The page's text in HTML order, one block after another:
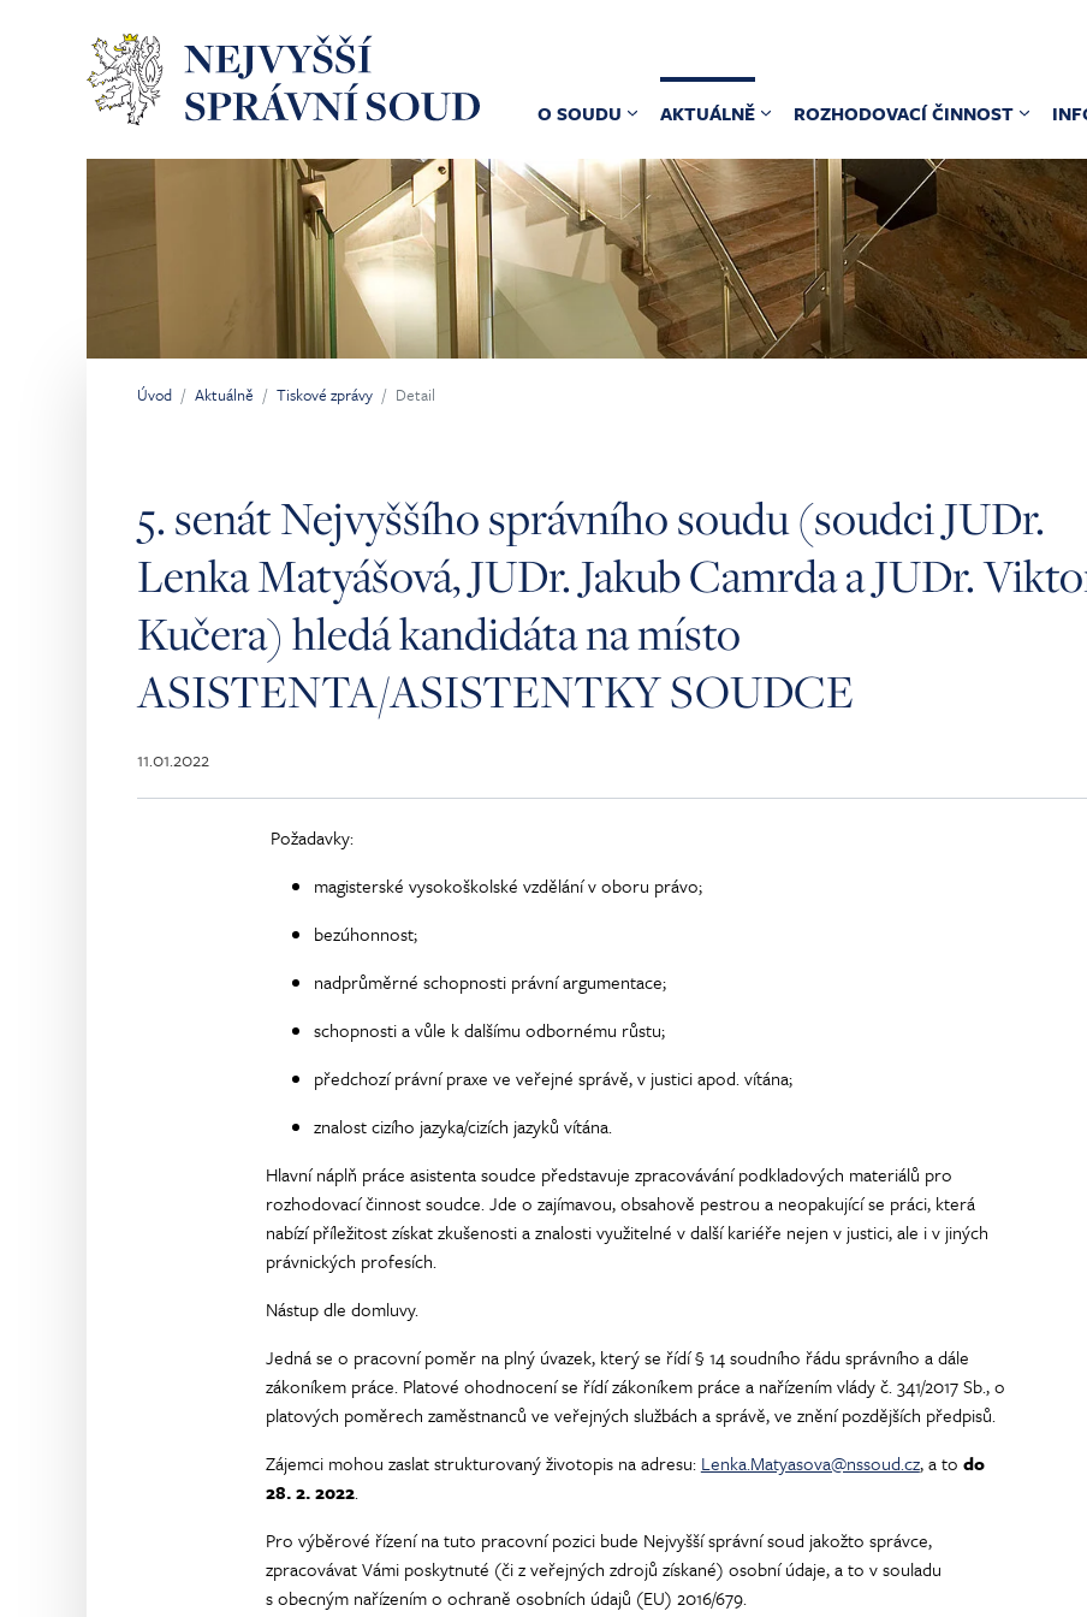
Přeskočit na hlavní obsah
O SOUDU AKTUÁLNĚ ROZHODOVACÍ ČINNOST
Jsi tady:
Úvod Aktuálně Tiskové zprávy Detail
5. senát Nejvyššího správního soudu (soudci JUDr.
Lenka Matyášová, JUDr. Jakub Camrda a JUDr.
Kučera) hledá kandidáta na místo
ASISTENTA/ASISTENTKY SOUDCE
11.01.2022
Požadavky:
magisterské vysokoškolské vzdělání v oboru právo;
bezúhonnost;
nadprůměrné schopnosti právní argumentace;
schopnosti a vůle k dalšímu odbornému růstu;
předchozí právní praxe ve veřejné správě, v justici apod. vítána;
znalost cizího jazyka/cizích jazyků vítána.
Hlavní náplň práce asistenta soudce představuje zpracovávání podkladových materiálů pro
rozhodovací činnost soudce. Jde o zajímavou, obsahově pestrou a neopakující se práci, která
nabízí příležitost získat zkušenosti a znalosti využitelné v další kariéře nejen v justici, ale i v jiných
právnických profesích.
Nástup dle domluvy.
Jedná se o pracovní poměr na plný úvazek, který se řídí § 14 soudního řádu správního a dále
zákoníkem práce. Platové ohodnocení se řídí zákoníkem práce a nařízením vlády č. 341/2017 Sb., o
platových poměrech zaměstnanců ve veřejných službách a správě, ve znění pozdějších předpisů.
Zájemci mohou zaslat strukturovaný životopis na adresu: Lenka.Matyasova@nssoud.cz, a to do
28. 2. 2022.
Pro výběrové řízení na tuto pracovní pozici bude Nejvyšší správní soud jakožto správce,
zpracovávat Vámi poskytnuté (či z veřejných zdrojů získané) osobní údaje, a to v souladu
s obecným nařízením o ochraně osobních údajů (EU) 2016/679.